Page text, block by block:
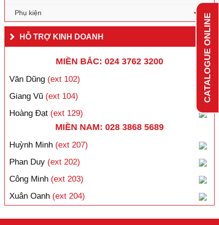
CATALOGUE ONLINE
Phụ kiện
HỖ TRỢ KINH DOANH
MIỀN BẮC: 024 3762 3200
Văn Dũng (ext 102)
Giang Vũ (ext 104)
Hoàng Đạt (ext 129)
MIỀN NAM: 028 3868 5689
Huỳnh Minh (ext 207)
Phan Duy (ext 202)
Công Minh (ext 203)
Xuân Oanh (ext 204)